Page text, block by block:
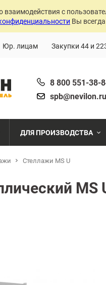
взаимодействия с
Вы
Юр. лицам Закупки 44 и
8 800 551-38-
spb@nevilon.ru
Швейное производство
Металлообработка
ДЛЯ ПРОИЗВОДСТВА
Стеллажи MS U
MS